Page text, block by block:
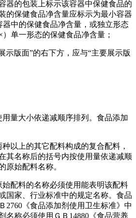
器的包装上标示该容器中保健食品的
的保健食品净含量应标示为最小容器
中的保健食品净含量，或独立形态
单一形态的保健食品净含量；
示版面”的右下方，应与“主要展示版
量大小依递减顺序排列。食品添加
以上的其它配料构成的复合配料，
其名称后的括号内按使用量依递减顺
原始配料名称。
配料的名称必须使用能表明该配料
国家、行业标准中的规定名称。食品
2760《食品添加剂使用卫生标准》中
名称必须使用ＧＢ14880《食品营养